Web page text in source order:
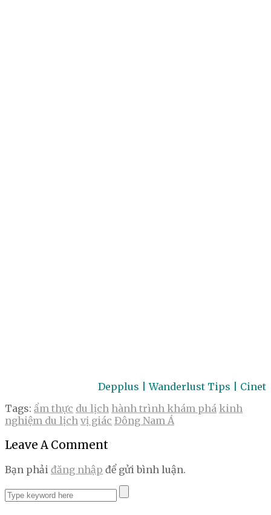
Depplus | Wanderlust Tips | Cinet
Tags: ẩm thực du lịch hành trình khám phá kinh
nghiệm du lịch vị giác Đông Nam Á
Leave A Comment
Bạn phải đăng nhập để gửi bình luận.